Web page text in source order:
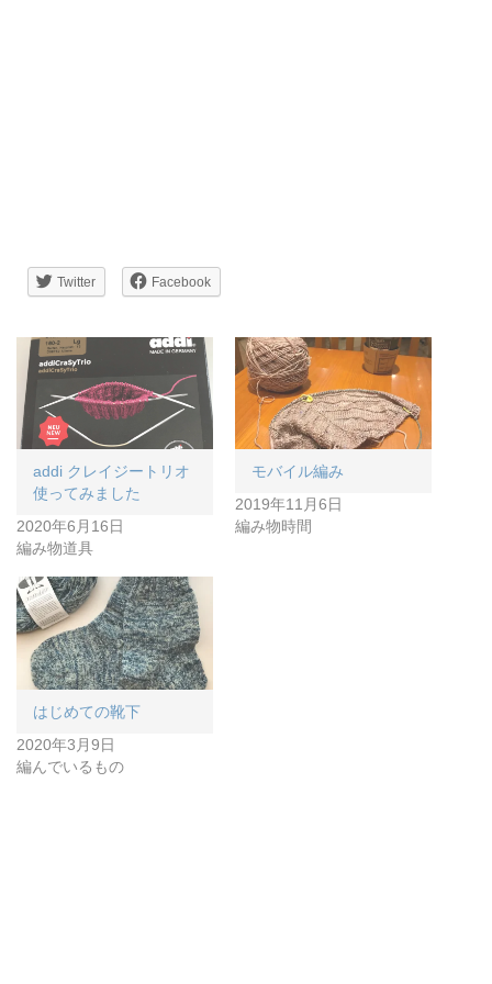
Twitter Facebook
addi クレイジートリオ
使ってみました
2020年6月16日
編み物道具
モバイル編み
2019年11月6日
編み物時間
はじめての靴下
2020年3月9日
編んでいるもの